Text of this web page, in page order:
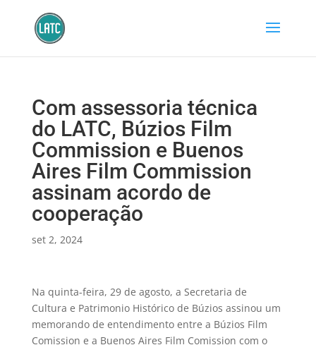
Com assessoria técnica
do LATC, Búzios Film
Commission e Buenos
Aires Film Commission
assinam acordo de
cooperação
set 2, 2024
Na quinta-feira, 29 de agosto, a Secretaria de
Cultura e Patrimonio Histórico de Búzios assinou um
memorando de entendimento entre a Búzios Film
Comission e a Buenos Aires Film Comission com o